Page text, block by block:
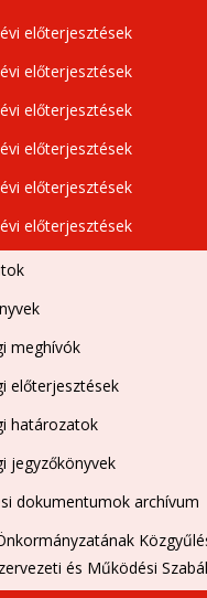
előterjesztések
előterjesztések
előterjesztések
előterjesztések
előterjesztések
előterjesztések
meghívók
előterjesztések
határozatok
jegyzőkönyvek
dokumentumok archívum
és Működési